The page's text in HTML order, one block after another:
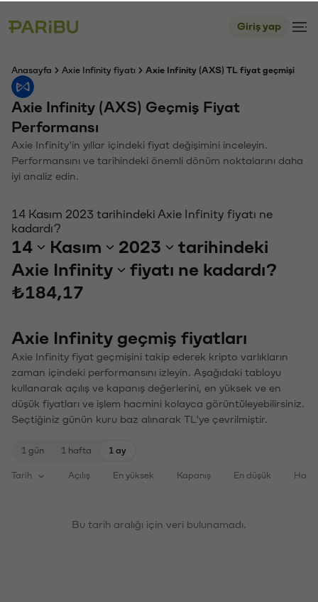
Giriş yap
Anasayfa Axie Infinity fiyatı Axie Infinity (AXS) TL fiyat geçmişi
Axie Infinity (AXS) Geçmiş Fiyat
Performansı
Axie Infinity'in yıllar içindeki fiyat değişimini inceleyin.
Performansını ve tarihindeki önemli dönüm noktalarını daha
iyi analiz edin.
14 Kasım 2023 tarihindeki Axie Infinity fiyatı ne
kadardı?
14 Kasım 2023
tarihindeki
Axie Infinity
fiyatı ne kadardı?
₺184,17
Axie Infinity geçmiş fiyatları
Axie Infinity fiyat geçmişini takip ederek kripto varlıkların
zaman içindeki performansını izleyin. Aşağıdaki tabloyu
kullanarak açılış ve kapanış değerlerini, en yüksek ve en
düşük fiyatları ve işlem hacmini kolayca görüntüleyebilirsiniz.
Seçtiğiniz günün kuru baz alınarak TL'ye çevrilmiştir.
1 gün 1 hafta 1 ay
Tarih Açılış En yüksek Kapanış En düşük
Bu tarih aralığı için veri bulunamadı.